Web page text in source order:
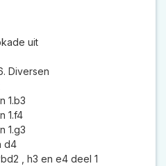
uit
Diversen
1.b3
1.f4
1.g3
d4
, h3 en e4 deel 1